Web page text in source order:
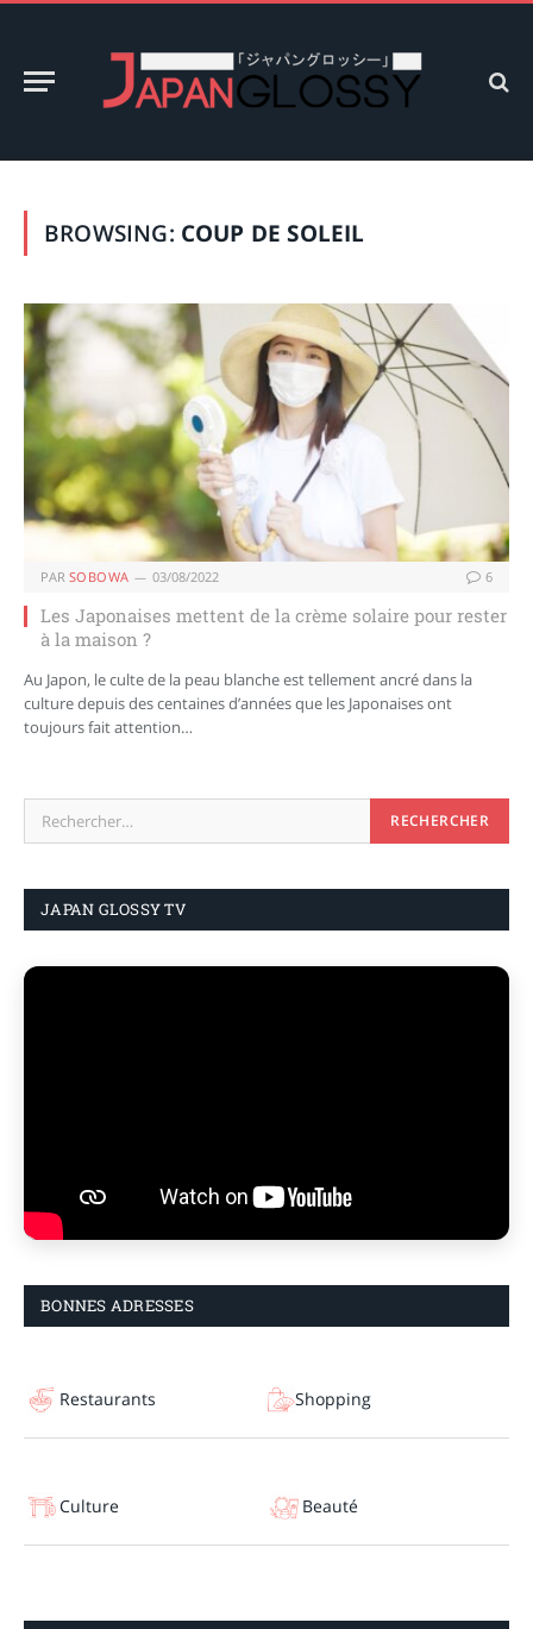
BROWSING: COUP DE SOLEIL
PAR SOBOWA 03/08/2022 6
Les Japonaises mettent de la crème solaire pour rester
à la maison ?
Au Japon, le culte de la peau blanche est tellement ancré dans la
culture depuis des centaines d’années que les Japonaises ont
toujours fait attention…
JAPAN GLOSSY TV
BONNES ADRESSES
Restaurants Shopping
Culture Beauté